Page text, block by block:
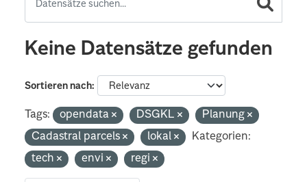
Keine Datensätze gefunden
Sortieren nach
Tags: opendata DSGKL
Planung
Cadastral parcels
lokal
Kategorien:
tech
envi regi